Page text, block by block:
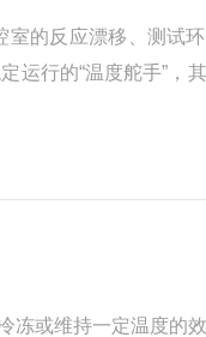
室的反应漂移、测试
行的“温度舵手”，
冻或维持一定温度的